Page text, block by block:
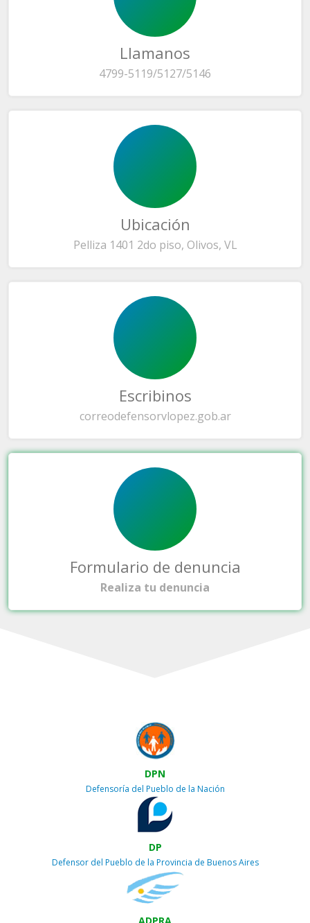
Llamanos
4799-5119/5127/5146
Ubicación
Pelliza 1401 2do piso, Olivos, VL
Escribinos
correodefensorvlopez.gob.ar
Formulario de denuncia
Realiza tu denuncia
DPN
Defensoría del Pueblo de la Nación
DP
Defensor del Pueblo de la Provincia de Buenos Aires